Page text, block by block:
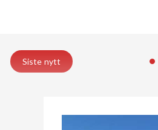
Siste nytt